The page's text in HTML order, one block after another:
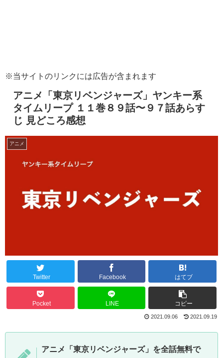
※当サイトのリンクには広告が含まれます
アニメ「東京リベンジャーズ」ヤンキー系
タイムリープ １１巻８９話〜９７話あらす
じ 見どころ感想
アニメ
Twitter Facebook はてブ
Pocket LINE コピー
2021.09.19
2021.09.06
アニメ「東京リベンジャーズ」を全話無料で